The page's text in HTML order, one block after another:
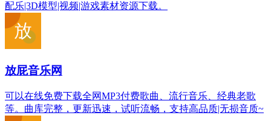
配乐|3D模型|视频|游戏素材资源下载。
放屁音乐网
可以在线免费下载全网MP3付费歌曲、流行音乐、经典老歌
等。曲库完整，更新迅速，试听流畅，支持高品质|无损音质~